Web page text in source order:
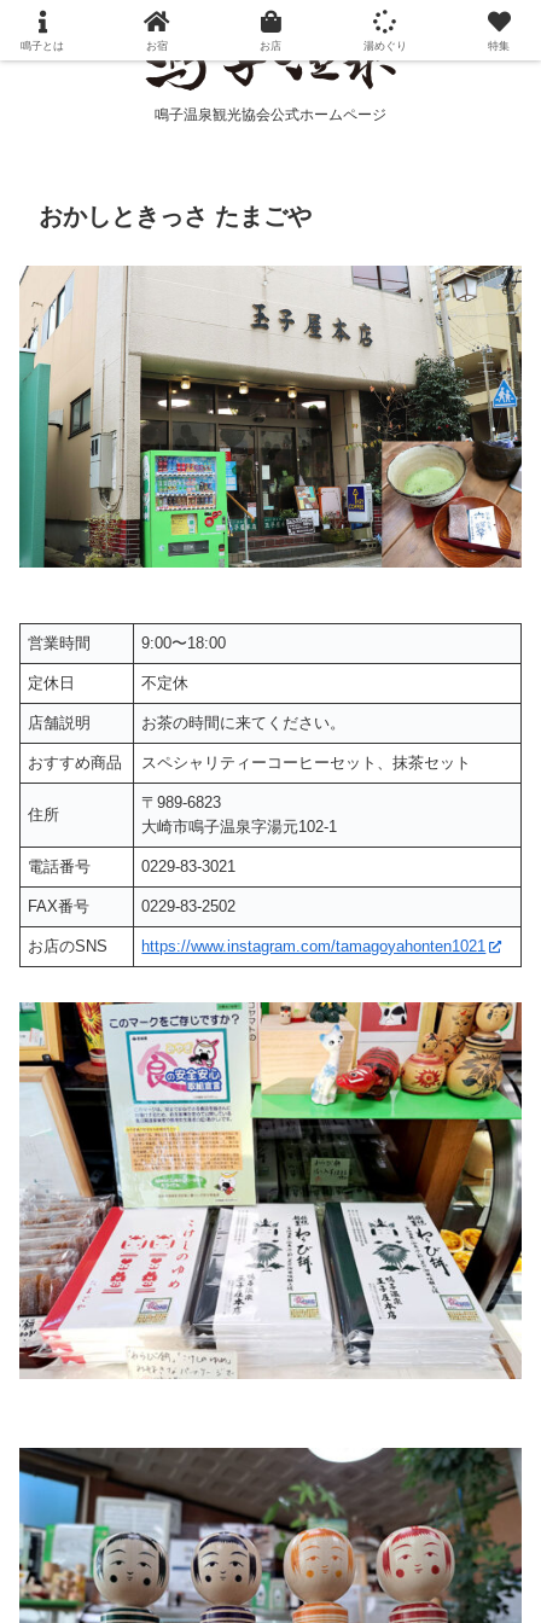
鳴子温泉観光協会公式ホームページ
おかしときっさ たまごや
営業時間 9:00〜18:00
定休日 不定休
店舗説明 お茶の時間に来てください。
おすすめ商品 スペシャリティーコーヒーセット、抹茶セット
住所
〒989-6823
大崎市鳴子温泉字湯元102-1
電話番号 0229-83-3021
FAX番号 0229-83-2502
お店のSNS https://www.instagram.com/tamagoyahonten1021
鳴子とは お宿 お店 湯めぐり 特集